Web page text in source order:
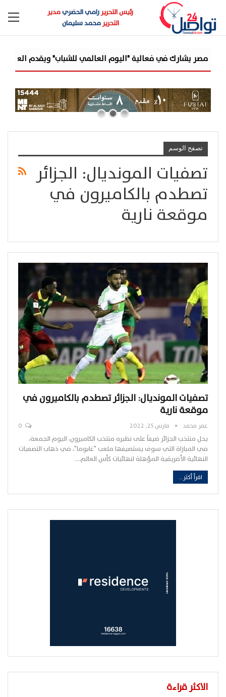
رئيس التحريررامي الحضريمدير
التحريرمحمد سليمان
يشارك في فعالية "اليوم العالمي للشباب" ويقدم العديد من
تصفح الوسم
تصفيات المونديال: الجزائر
تصطدم بالكاميرون في
موقعة نارية
تصفيات المونديال: الجزائر تصطدم بالكاميرون في
موقعة نارية
عمر محمد مارس 25, 2022
يحل منتخب الجزائر ضيفاً على نظيره منتخب الكاميرون، اليوم الجمعة،
في المباراة التي سوف يستضيفها ملعب "غابوما"، في ذهاب التصفيات
النهائية الأفريقية المؤهلة لنهائيات كأس العالم.…
اقرأ أكثر...
الاكثر قراءة